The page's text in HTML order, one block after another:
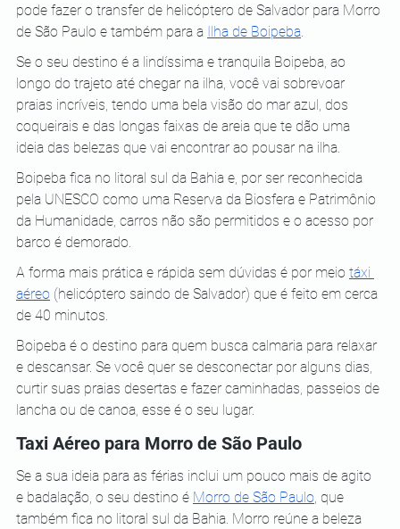
pode fazer o transfer de helicóptero de Salvador para Morro
de São Paulo e também para a Ilha de Boipeba.
Se o seu destino é a lindíssima e tranquila Boipeba, ao
longo do trajeto até chegar na ilha, você vai sobrevoar
praias incríveis, tendo uma bela visão do mar azul, dos
coqueirais e das longas faixas de areia que te dão uma
ideia das belezas que vai encontrar ao pousar na ilha.
Boipeba fica no litoral sul da Bahia e, por ser reconhecida
pela UNESCO como uma Reserva da Biosfera e Patrimônio
da Humanidade, carros não são permitidos e o acesso por
barco é demorado.
A forma mais prática e rápida sem dúvidas é por meio táxi
aéreo (helicóptero saindo de Salvador) que é feito em cerca
de 40 minutos.
Boipeba é o destino para quem busca calmaria para relaxar
e descansar. Se você quer se desconectar por alguns dias,
curtir suas praias desertas e fazer caminhadas, passeios de
lancha ou de canoa, esse é o seu lugar.
Taxi Aéreo para Morro de São Paulo
Se a sua ideia para as férias inclui um pouco mais de agito
e badalação, o seu destino é Morro de São Paulo, que
também fica no litoral sul da Bahia. Morro reúne a beleza